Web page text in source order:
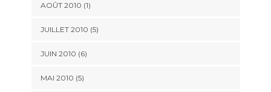
AOÛT 2010 (1)
JUILLET 2010 (5)
JUIN 2010 (6)
MAI 2010 (5)